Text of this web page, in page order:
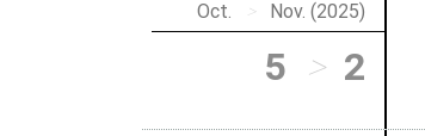
Oct. > Nov. (2025)
5 > 2